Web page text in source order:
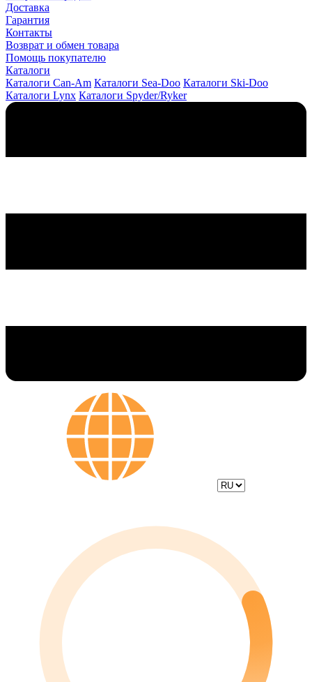
Доставка
Гарантия
Контакты
Возврат и обмен товара
Помощь покупателю
Каталоги
Каталоги Can-Am Каталоги Sea-Doo Каталоги Ski-Doo
Каталоги Lynx Каталоги Spyder/Ryker